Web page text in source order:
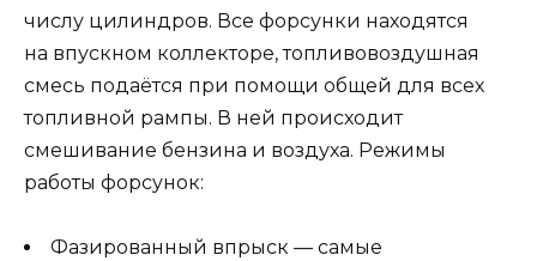
числу цилиндров. Все форсунки находятся
на впускном коллекторе, топливовоздушная
смесь подаётся при помощи общей для всех
топливной рампы. В ней происходит
смешивание бензина и воздуха. Режимы
работы форсунок:
Фазированный впрыск — самые